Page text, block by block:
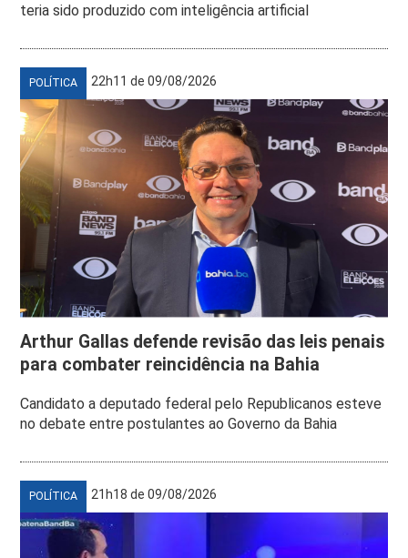
teria sido produzido com inteligência artificial
POLÍTICA 22h11 de 09/08/2026
Arthur Gallas defende revisão das leis penais
para combater reincidência na Bahia
Candidato a deputado federal pelo Republicanos esteve
no debate entre postulantes ao Governo da Bahia
POLÍTICA 21h18 de 09/08/2026